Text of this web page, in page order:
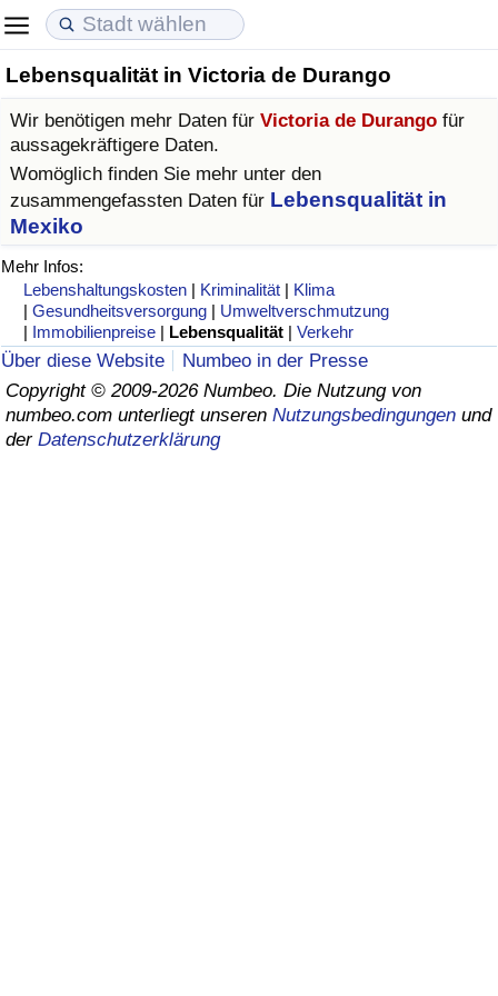
Lebensqualität in Victoria de Durango
Wir benötigen mehr Daten für Victoria de Durango für
aussagekräftigere Daten.
Womöglich finden Sie mehr unter den
zusammengefassten Daten für Lebensqualität in
Mexiko
Mehr Infos:
Lebenshaltungskosten | Kriminalität | Klima
|Gesundheitsversorgung | Umweltverschmutzung
| Immobilienpreise | Lebensqualität |Verkehr
Über diese Website
Numbeo in der Presse
Copyright © 2009-2026 Numbeo. Die Nutzung von
numbeo.com unterliegt unseren Nutzungsbedingungen und
der Datenschutzerklärung
Lebenshaltungskosten
Lebenshaltungskosten-Index (aktuell)
Lebenshaltungskosten-Index
in Akaba
Immobilienpreise
Immobilienpreis-Index (aktuell)
Immobilienpreis-Index
Lebensqualität
Lebensqualität-Index
Lebensqualität-Index (aktuell)
Kriminalität
Kriminalitäts-Index (aktuell)
Kriminalitäts-Index